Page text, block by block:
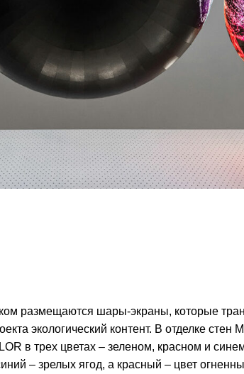
размещаются шары-экраны, которые
экологический контент. В отделке стен
в трех цветах – зеленом, красном и
– зрелых ягод, а красный – цвет